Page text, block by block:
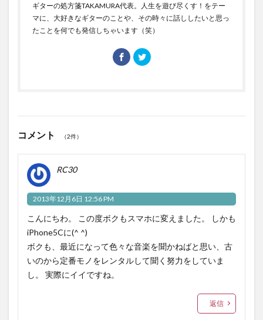
ギターの処方箋TAKAMURA代表。人生を遊び尽くす！をテー
マに、大好きなギターのことや、その時々に話ししたいと思っ
たことを何でも発信しちゃいます（笑）
コメント （2件）
RC30
2013年12月6日 12:56 PM
こんにちわ。 この度ボクもスマホに変えました。 しかも
iPhone5Cに(^ ^)
ボクも、最近になって色々な音楽を聞かねばと思い、古
いのから定番モノをレンタルして聞く努力をしていま
し。 実際にイイですね。
返信